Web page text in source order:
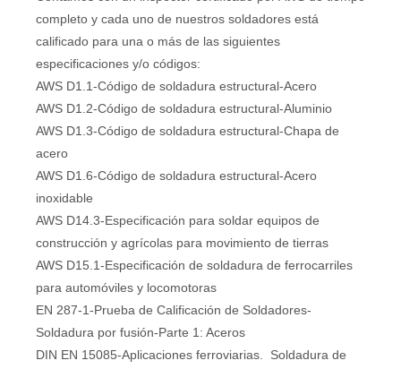
completo y cada uno de nuestros soldadores está
calificado para una o más de las siguientes
especificaciones y/o códigos:
AWS D1.1-Código de soldadura estructural-Acero
AWS D1.2-Código de soldadura estructural-Aluminio
AWS D1.3-Código de soldadura estructural-Chapa de
acero
AWS D1.6-Código de soldadura estructural-Acero
inoxidable
AWS D14.3-Especificación para soldar equipos de
construcción y agrícolas para movimiento de tierras
AWS D15.1-Especificación de soldadura de ferrocarriles
para automóviles y locomotoras
EN 287-1-Prueba de Calificación de Soldadores-
Soldadura por fusión-Parte 1: Aceros
DIN EN 15085-Aplicaciones ferroviarias. Soldadura de